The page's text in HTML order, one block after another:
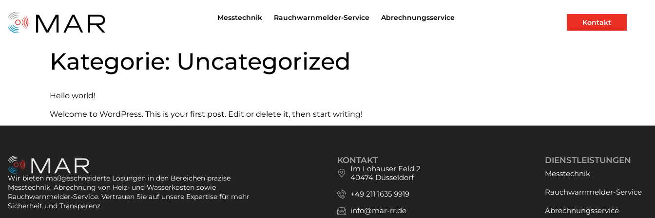
Messtechnik Rauchwarnmelder-Service Abrechnungsservice
Kontakt
Kategorie: Uncategorized
Hello world!
Welcome to WordPress. This is your first post. Edit or delete it, then start writing!
Wir bieten maßgeschneiderte Lösungen in den Bereichen präzise
Messtechnik, Abrechnung von Heiz- und Wasserkosten sowie
Rauchwarnmelder-Service. Vertrauen Sie auf unsere Expertise für mehr
Sicherheit und Transparenz.
KONTAKT
Im Lohauser Feld 2
40474 Düsseldorf
+49 211 1635 9919
info@mar-rr.de
DIENSTLEISTUNGEN
Messtechnik
Rauchwarnmelder-Service
Abrechnungsservice